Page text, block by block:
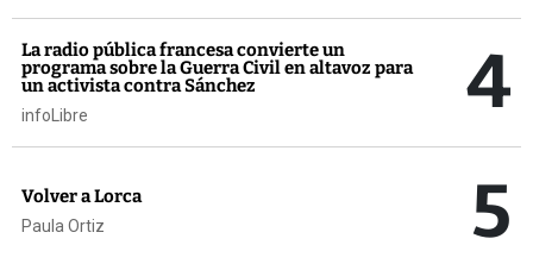
La radio pública francesa convierte un
programa sobre la Guerra Civil en altavoz para
un activista contra Sánchez
infoLibre 4
Volver a Lorca
Paula Ortiz 5